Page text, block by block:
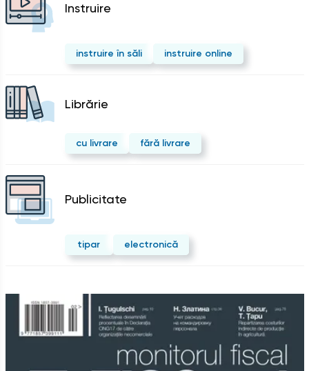
Instruire
instruire în săli instruire online
Librărie
cu livrare fără livrare
Publicitate
tipar electronică